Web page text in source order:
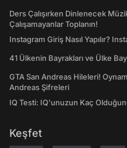
Ders Çalışırken Dinlenecek
Çalışamayanlar Toplanın!
Instagram Giriş Nasıl Yapılır?
41 Ülkenin Bayrakları ve Ülke
GTA San Andreas Hileleri!
Andreas Şifreleri
IQ Testi: IQ'unuzun Kaç
Keşfet